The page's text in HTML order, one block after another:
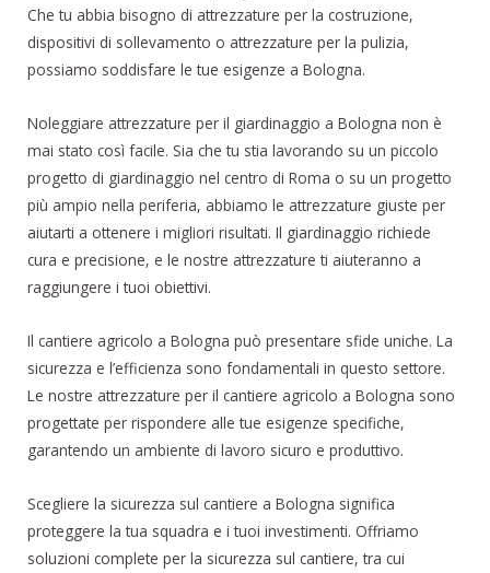
Che tu abbia bisogno di attrezzature per la costruzione,
dispositivi di sollevamento o attrezzature per la pulizia,
possiamo soddisfare le tue esigenze a Bologna.
Noleggiare attrezzature per il giardinaggio a Bologna non è
mai stato così facile. Sia che tu stia lavorando su un piccolo
progetto di giardinaggio nel centro di Roma o su un progetto
più ampio nella periferia, abbiamo le attrezzature giuste per
aiutarti a ottenere i migliori risultati. Il giardinaggio richiede
cura e precisione, e le nostre attrezzature ti aiuteranno a
raggiungere i tuoi obiettivi.
Il cantiere agricolo a Bologna può presentare sfide uniche. La
sicurezza e l’efficienza sono fondamentali in questo settore.
Le nostre attrezzature per il cantiere agricolo a Bologna sono
progettate per rispondere alle tue esigenze specifiche,
garantendo un ambiente di lavoro sicuro e produttivo.
Scegliere la sicurezza sul cantiere a Bologna significa
proteggere la tua squadra e i tuoi investimenti. Offriamo
soluzioni complete per la sicurezza sul cantiere, tra cui